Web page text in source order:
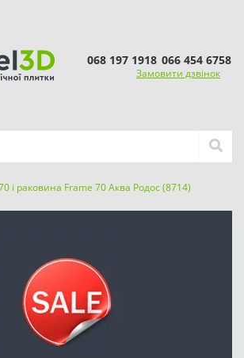
068 197 1918 066 454 6758
Замовити дзвінок
і раковина Frame 70 Аква Родос (8714)